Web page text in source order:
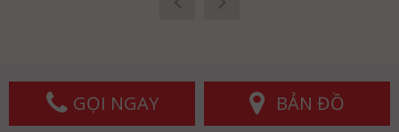
GỌI NGAY BẢN ĐỒ